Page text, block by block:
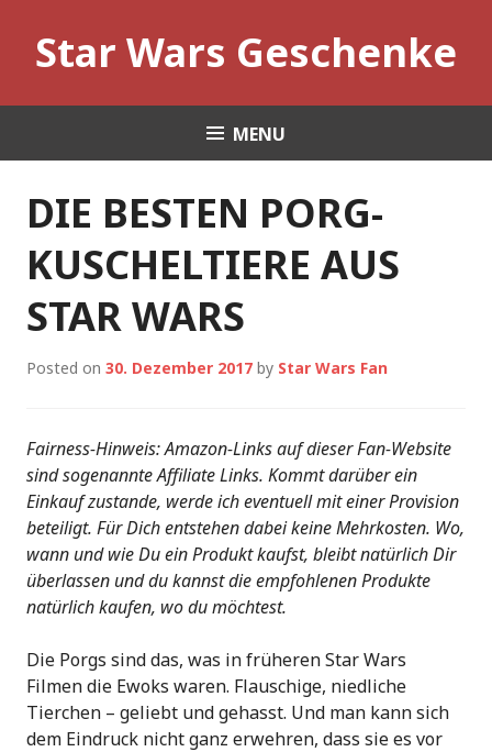
contentStar Wars Geschenke
MENU
DIE BESTEN PORG-
KUSCHELTIERE AUS
STAR WARS
Posted on 30. Dezember 2017 by Star Wars Fan
Fairness-Hinweis: Amazon-Links auf dieser Fan-Website
sind sogenannte Affiliate Links. Kommt darüber ein
Einkauf zustande, werde ich eventuell mit einer Provision
beteiligt. Für Dich entstehen dabei keine Mehrkosten. Wo,
wann und wie Du ein Produkt kaufst, bleibt natürlich Dir
überlassen und du kannst die empfohlenen Produkte
natürlich kaufen, wo du möchtest.
Die Porgs sind das, was in früheren Star Wars
Filmen die Ewoks waren. Flauschige, niedliche
Tierchen – geliebt und gehasst. Und man kann sich
dem Eindruck nicht ganz erwehren, dass sie es vor